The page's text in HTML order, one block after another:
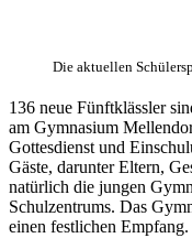
Die aktuellen
136 neue Fünftklässler
am Gymnasium
Gottesdienst und
Gäste, darunter Eltern,
natürlich die jungen
Schulzentrums. Das
einen festlichen Empfang.